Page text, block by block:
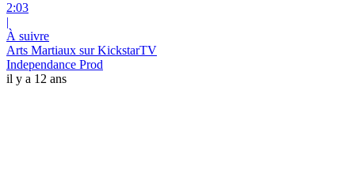
2:03
|
À suivre
Arts Martiaux sur KickstarTV
Independance Prod
il y a 12 ans